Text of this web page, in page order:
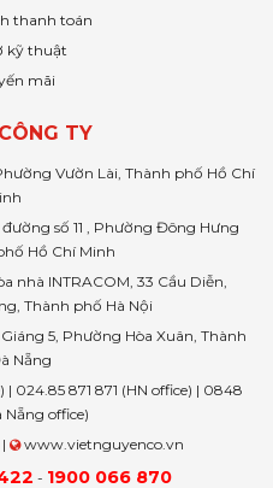
thanh toán
kỹ thuật
mãi
TY
Vườn Lài, Thành phố Hồ Chí
số 11 , Phường Đông Hưng
Hồ Chí Minh
nhà INTRACOM, 33 Cầu Diễn,
Thành phố Hà Nội
5, Phường Hòa Xuân, Thành
Nẵng
| 024.85 871 871 (HN office) | 0848
office)
www.vietnguyenco.vn
- 1900 066 870